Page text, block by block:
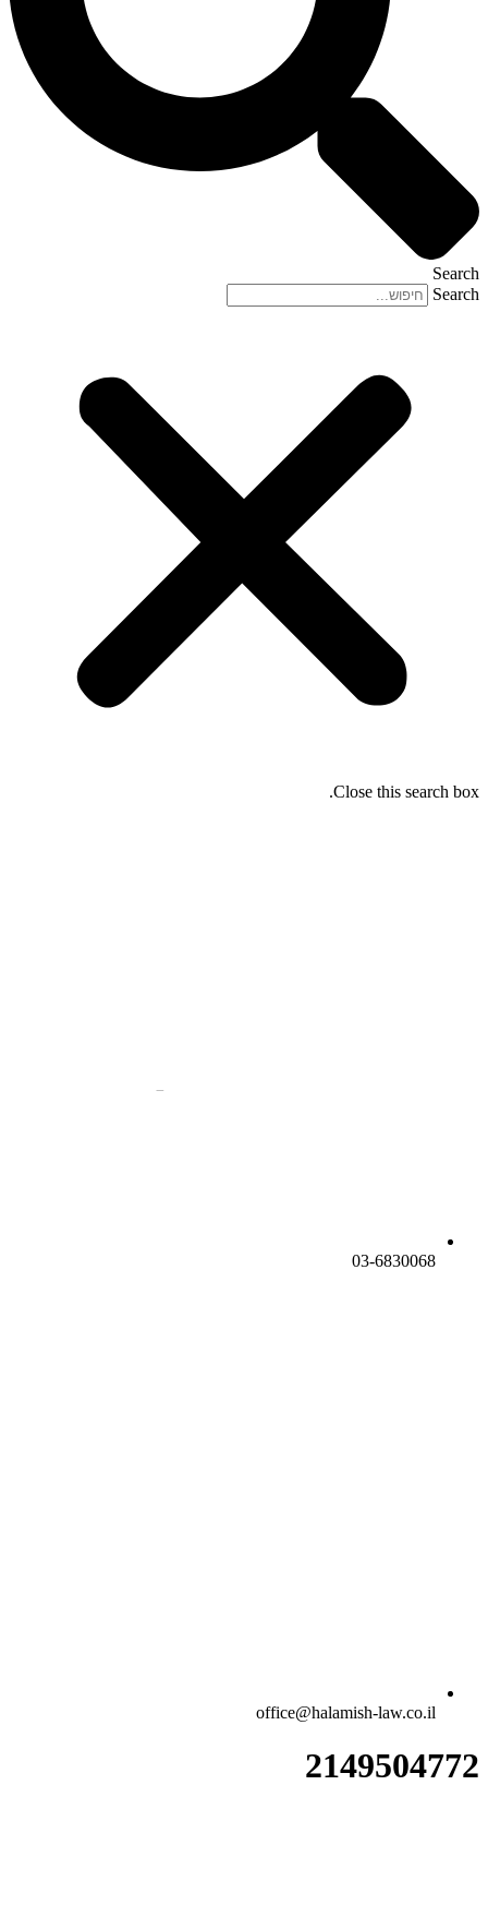
Search
Search
Close this search box.
03-6830068
office@halamish-law.co.il
2149504772